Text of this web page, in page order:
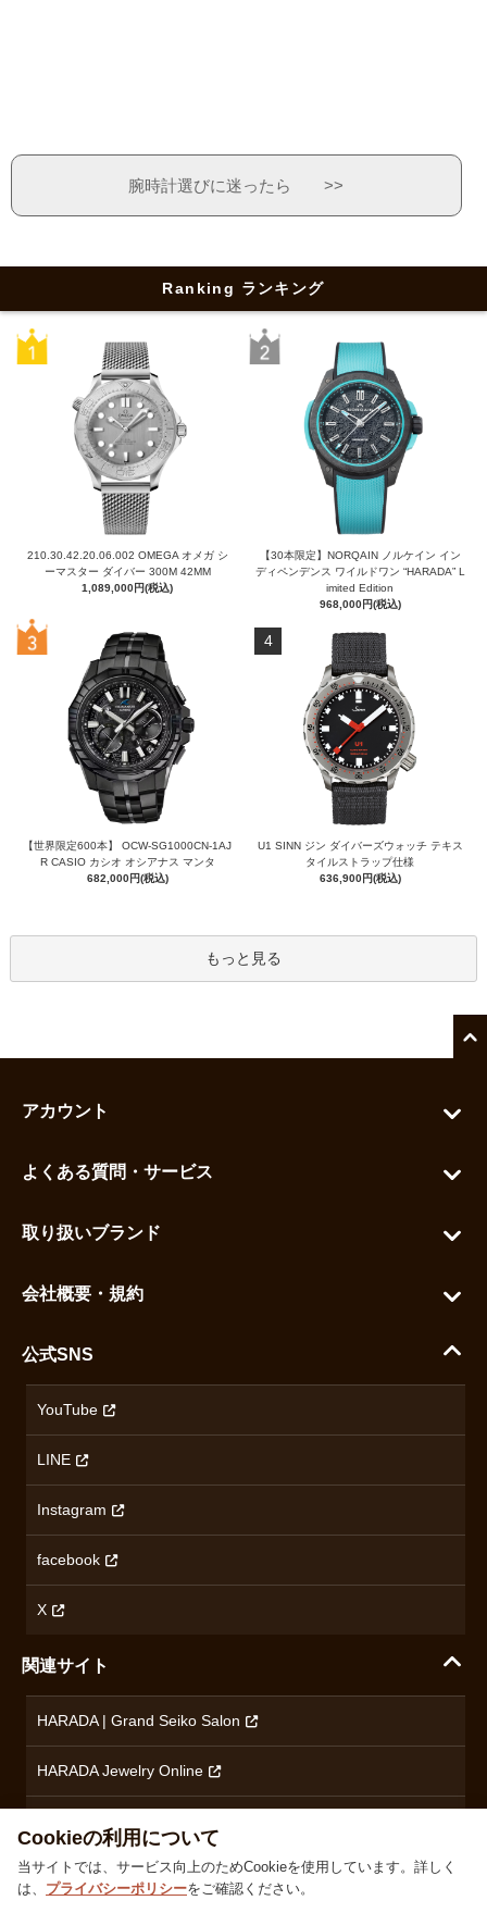
腕時計選びに迷ったら >>
Ranking ランキング
210.30.42.20.06.002 OMEGA オメガ シ
ーマスター ダイバー 300M 42MM
1,089,000円(税込)
【30本限定】NORQAIN ノルケイン イン
ディペンデンス ワイルドワン “HARADA” L
imited Edition
968,000円(税込)
【世界限定600本】 OCW-SG1000CN-1AJ
R CASIO カシオ オシアナス マンタ
682,000円(税込)
4
U1 SINN ジン ダイバーズウォッチ テキス
タイルストラップ仕様
636,900円(税込)
もっと見る
アカウント
お気に入りを見る
よくある質問・サービス
ご利用ガイド
配送・送料について
取り扱いブランド
セイコー
カシオ
ミナセ
オリエントスター
オメガ
ロンジン
ブランド一覧を見る
会社概要・規約
沿革
プライバシーポリシー
コンテンツ制作ポリシーおよび生成AIの利用指針
公式SNS
YouTube
LINE
Instagram
facebook
X
関連サイト
HARADA | Grand Seiko Salon
HARADA Jewelry Online
株式会社ハラダ 徳島県徳島市沖浜東1丁目9 古物商許可：徳島県公安委員会 第801010001664号
Cookieの利用について
当サイトでは、サービス向上のためCookieを使用しています。詳しく
は、 プライバシーポリシーをご確認ください。